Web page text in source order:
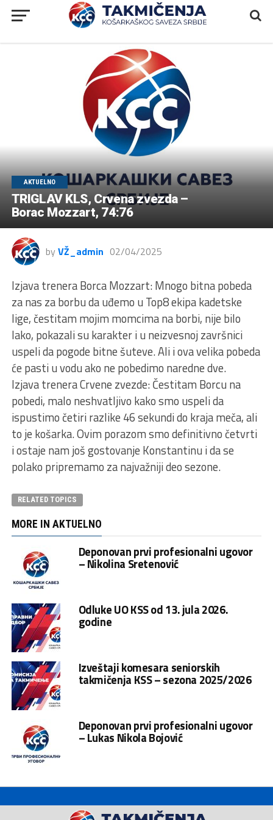
AKTUELNO
TRIGLAV KLS, Crvena zvezda –
Borac Mozzart, 74:76
by VŽ_admin 02/04/2025
Izjava trenera Borca Mozzart: Mnogo bitna pobeda
za nas za borbu da uđemo u Top8 ekipa kadetske
lige, čestitam mojim momcima na borbi, nije bilo
lako, pokazali su karakter i u neizvesnoj završnici
uspeli da pogode bitne šuteve. Ali i ova velika pobeda
će pasti u vodu ako ne pobedimo naredne dve.
Izjava trenera Crvene zvezde: Čestitam Borcu na
pobedi, malo neshvatljivo kako smo uspeli da
ispustimo četiri razlike 46 sekundi do kraja meča, ali
to je košarka. Ovim porazom smo definitivno četvrti
i ostaje nam još gostovanje Konstantinu i da se
polako pripremamo za najvažniji deo sezone.
RELATED TOPICS
MORE IN AKTUELNO
Deponovan prvi profesionalni ugovor
– Nikolina Sretenović
Odluke UO KSS od 13. jula 2026.
godine
Izveštaji komesara seniorskih
takmičenja KSS – sezona 2025/2026
Deponovan prvi profesionalni ugovor
– Lukas Nikola Bojović